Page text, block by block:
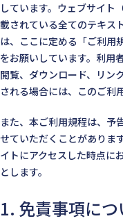
しています。ウェブサイト
載されている全てのテキス
は、ここに定める「ご利用
をお願いしています。利用
閲覧、ダウンロード、リン
される場合には、このご利
また、本ご利用規程は、予
せていただくことがありま
イトにアクセスした時点に
とします。
1. 免責事項につ